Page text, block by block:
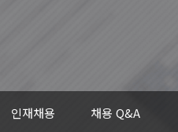
인재채용 채용 Q&A